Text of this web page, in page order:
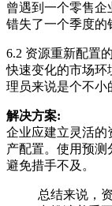
曾遇到一个零售
错失了一个季度的
6.2 资源重新配置
快速变化的市场环
理员来说是个不小
解决方案:
企业应建立灵活的
产配置。使用预测
避免措手不及。
总结来说，